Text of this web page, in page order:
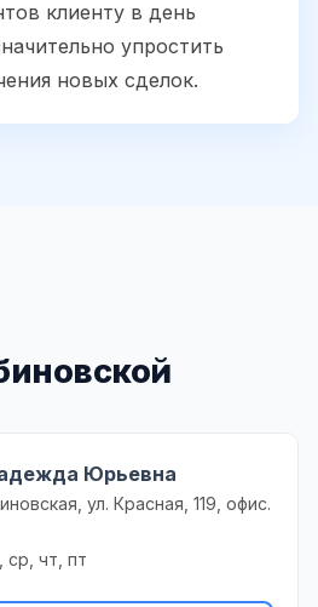
клиенту в день
упростить
новых сделок.
Юрьевна
ул. Красная, 119, офис.
ср, чт, пт